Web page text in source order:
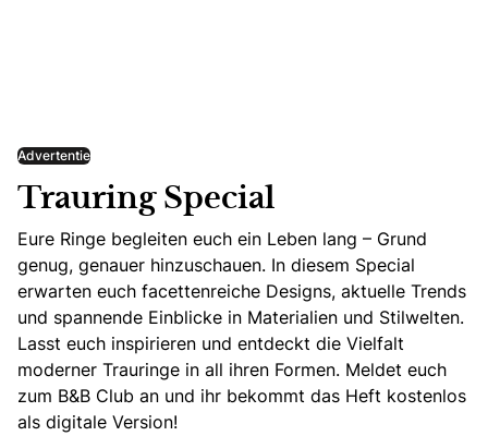
Advertentie
Trauring Special
Eure Ringe begleiten euch ein Leben lang – Grund
genug, genauer hinzuschauen. In diesem Special
erwarten euch facettenreiche Designs, aktuelle Trends
und spannende Einblicke in Materialien und Stilwelten.
Lasst euch inspirieren und entdeckt die Vielfalt
moderner Trauringe in all ihren Formen. Meldet euch
zum B&B Club an und ihr bekommt das Heft kostenlos
als digitale Version!